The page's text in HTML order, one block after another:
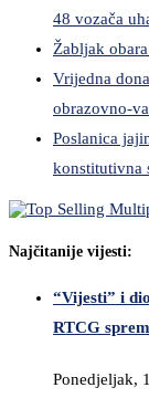
48 vozača
Žabljak
Vrijedna
obrazovno-
Poslanica
konstitutivna
Najčitanije vijesti:
“Vijesti” i
RTCG
Ponedjeljak,